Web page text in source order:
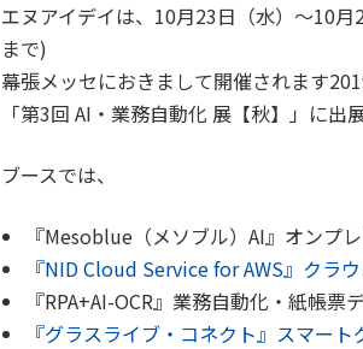
エヌアイデイは、10月23日（水）～10
まで)
幕張メッセにおきまして開催されます
「第3回 AI・業務自動化 展【秋】」に出
ブースでは、
『Mesoblue（メソブル）AI』オンプ
『NID Cloud Service for AWS』クラ
『RPA+AI-OCR』業務自動化・紙帳票
『グラスライブ・コネクト』スマー